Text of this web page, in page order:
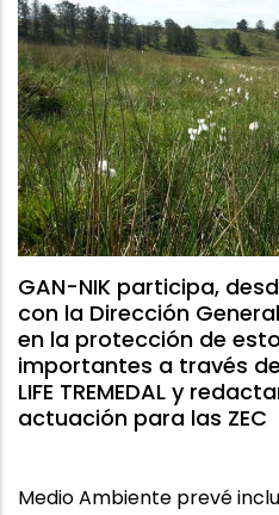
GAN-NIK participa,
con la Dirección
en la protección de
importantes a través
LIFE TREMEDAL y
actuación para las ZEC
Medio Ambiente prevé